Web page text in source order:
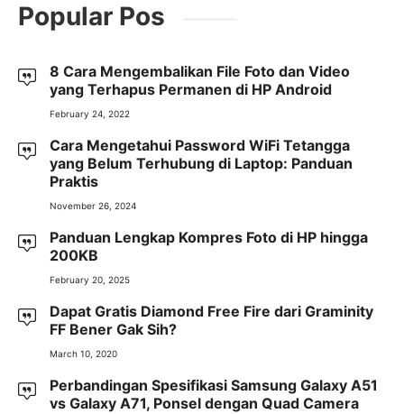
Popular Pos
8 Cara Mengembalikan File Foto dan Video
yang Terhapus Permanen di HP Android
February 24, 2022
Cara Mengetahui Password WiFi Tetangga
yang Belum Terhubung di Laptop: Panduan
Praktis
November 26, 2024
Panduan Lengkap Kompres Foto di HP hingga
200KB
February 20, 2025
Dapat Gratis Diamond Free Fire dari Graminity
FF Bener Gak Sih?
March 10, 2020
Perbandingan Spesifikasi Samsung Galaxy A51
vs Galaxy A71, Ponsel dengan Quad Camera